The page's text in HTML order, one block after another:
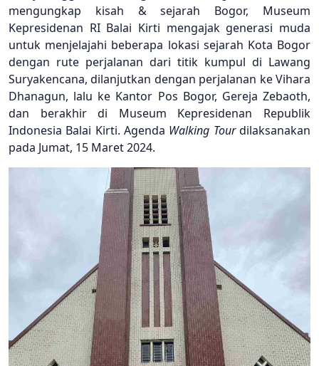
mengungkap kisah & sejarah Bogor, Museum
Kepresidenan RI Balai Kirti mengajak generasi muda
untuk menjelajahi beberapa lokasi sejarah Kota Bogor
dengan rute perjalanan dari titik kumpul di Lawang
Suryakencana, dilanjutkan dengan perjalanan ke Vihara
Dhanagun, lalu ke Kantor Pos Bogor, Gereja Zebaoth,
dan berakhir di Museum Kepresidenan Republik
Indonesia Balai Kirti. Agenda Walking Tourdilaksanakan
pada Jumat, 15 Maret 2024.